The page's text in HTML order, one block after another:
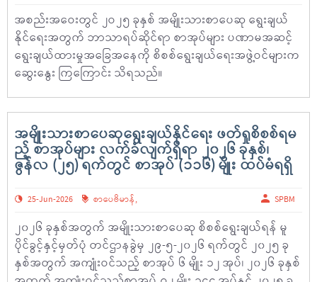
အစည်းအဝေးတွင် ၂ဝ၂၅ ခုနှစ် အမျိုးသားစာပေဆု ရွေးချယ်
နိုင်ရေးအတွက် ဘာသာရပ်ဆိုင်ရာ စာအုပ်များ ပဏာမအဆင့်
ရွေးချယ်ထားမှုအခြေအနေကို စိစစ်ရွေးချယ်ရေးအဖွဲ့ဝင်များက
ဆွေးနွေး ကြကြောင်း သိရသည်။
အမျိုးသားစာပေဆုရွေးချယ်နိုင်ရေး ဖတ်ရှုစိစစ်ရမ
ည့် စာအုပ်များ လက်ခံလျက်ရှိရာ ၂၀၂၆ ခုနှစ်၊
ဇွန်လ (၂၅) ရက်တွင် စာအုပ် (၁၁၆) မျိုး ထပ်မံရရှိ
25-Jun-2026 စာပေဗိမာန်, SPBM
၂၀၂၆ ခုနှစ်အတွက် အမျိုးသားစာပေဆု စိစစ်ရွေးချယ်ရန် မူ
ပိုင်ခွင့်နှင့်မှတ်ပုံ တင်ဌာနခွဲမှ ၂၉-၅-၂၀၂၆ ရက်တွင် ၂၀၂၅ ခု
နှစ်အတွက် အကျုံးဝင်သည့် စာအုပ် ၆ မျိုး ၁၂ အုပ်၊ ၂၀၂၆ ခုနှစ်